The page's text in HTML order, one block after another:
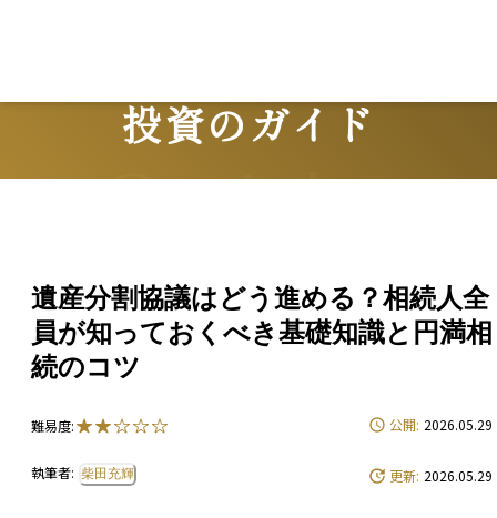
投資のガイド
Guide
遺産分割協議はどう進める？相続人全
員が知っておくべき基礎知識と円満相
続のコツ
難易度:
執筆者: 柴田充輝
公開: 2026.05.29
更新: 2026.05.29